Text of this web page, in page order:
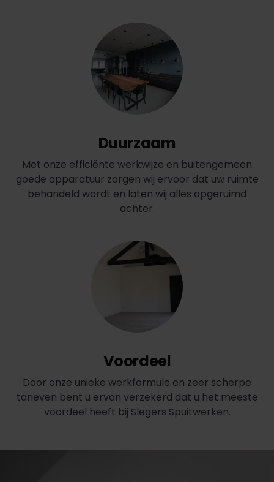
Duurzaam
Met onze efficiënte werkwijze en buitengemeen
goede apparatuur zorgen wij ervoor dat uw ruimte
behandeld wordt en laten wij alles opgeruimd
achter.
Voordeel
Door onze unieke werkformule en zeer scherpe
tarieven bent u ervan verzekerd dat u het meeste
voordeel heeft bij Slegers Spuitwerken.